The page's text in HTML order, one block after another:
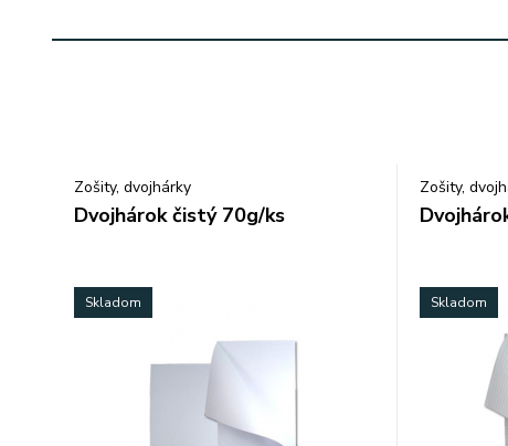
Zošity, dvojhárky
Dvojhárok čistý 70g/ks
Skladom
Zošity,
Skladom